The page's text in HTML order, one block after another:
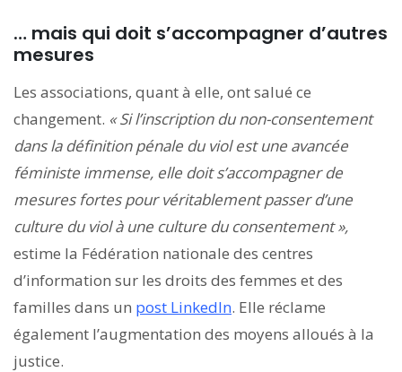
… mais qui doit s’accompagner d’autres
mesures
Les associations, quant à elle, ont salué ce
changement. « Si l’inscription du non-consentement
dans la définition pénale du viol est une avancée
féministe immense, elle doit s’accompagner de
mesures fortes pour véritablement passer d’une
culture du viol à une culture du consentement »,
estime la Fédération nationale des centres
d’information sur les droits des femmes et des
familles dans un post LinkedIn. Elle réclame
également l’augmentation des moyens alloués à la
justice.